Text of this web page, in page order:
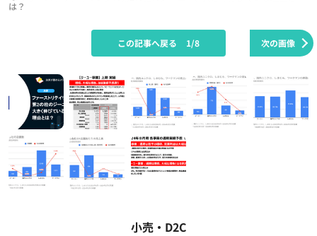
は？
次の画像
この記事へ戻る 1/8
小売・D2C